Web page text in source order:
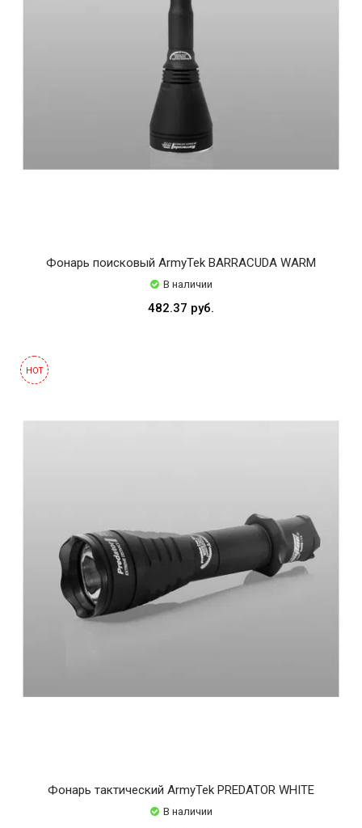
Фонарь поисковый ArmyTek BARRACUDA WARM
В наличии
482.37 руб.
HOT
Фонарь тактический ArmyTek PREDATOR WHITE
В наличии